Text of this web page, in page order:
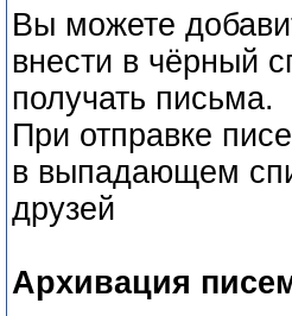
Вы можете
внести в чёрный
получать письма.
При отправке
в выпадающем
друзей
Архивация